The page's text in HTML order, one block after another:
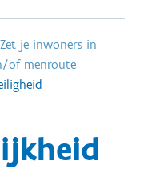
Zet je inwoners in
of menroute